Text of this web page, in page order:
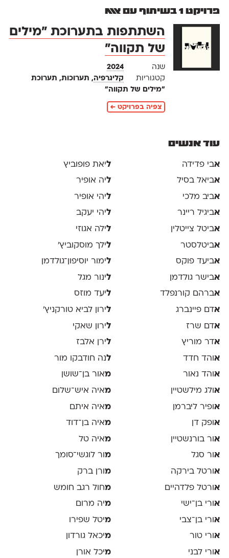
פרויקט 1 בשיתוף עם אאא
השתתפות בתערוכת ״מילים
של תקווה״
שנה
2024
קטגוריות
קליגרפיה, תערוכות, תערוכת
״מילים של תקווה״
צפיה בפרויקט ←
עוד אנשים
אבי פדידה
אביאל בסיל
אביב מלכי
אביגיל ריינר
אביטל צייטלין
אביטלסטר
אביעד פוקס
אבישר גולדמן
אברהם קורנפלד
אדם פיינברג
אדם שרז
אדר מוריץ
אוהד חדד
אוהד נאור
אולג מילשטיין
אופיר ליברמן
אופק דן
אור בורנשטיין
אור סגל
אורטל בירקה
אורטל פלדהיים
אורי בן־ישי
אורי בן־צבי
אורי טור
אורי לבני
ליאת פופוביץ
ליה אופיר
ליהי אופיר
ליהי יעקב
לילה אגוזי
לילך מוסקוביץ'
לימור יוסיפון־גולדמן
לינור מגל
ליעד מוזס
לירון לביא טורקניץ׳
לירון שאקי
לירן אלבז
לנה חודבקו מור
מאור בן־שושן
מאיה איש־שלום
מאיה איתם
מאיה בן־דוד
מאיה טל
מור לוגשי־סומך
מ ורן ברק
מחול רגב חומש
מיה מרום
מיטל שפירו
מיכאל גורדון
מיכל אורן